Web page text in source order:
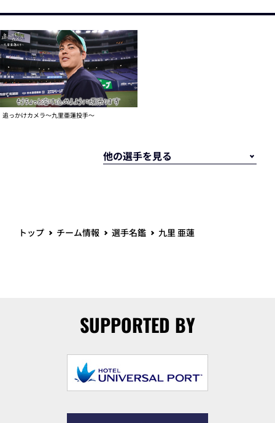
追っかけカメラ～九里亜蓮投手～
トップ チーム情報 選手名鑑 九里 亜蓮
SUPPORTED BY